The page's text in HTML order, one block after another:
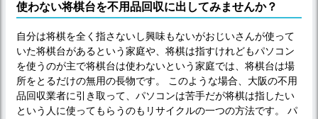
使わない将棋台を不用品回収に出してみませんか？
自分は将棋を全く指さないし興味もないがおじいさんが使って
いた将棋台があるという家庭や、将棋は指すけれどもパソコン
を使うのが主で将棋台は使わないという家庭では、将棋台は場
所をとるだけの無用の長物です。 このような場合、大阪の不用
品回収業者に引き取って、パソコンは苦手だが将棋は指したい
という人に使ってもらうのもリサイクルの一つの方法です。 パ